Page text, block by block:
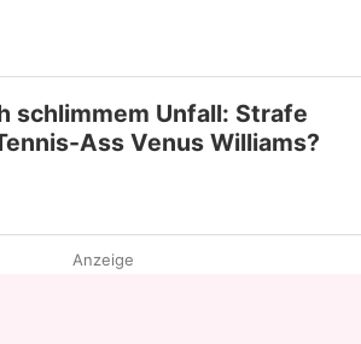
schlimmem Unfall: Strafe
Ass Venus Williams?
Anzeige